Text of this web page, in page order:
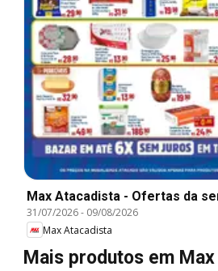
Max Atacadista - Ofertas da
31/07/2026- 09/08/2026
Max Atacadista
Mais produtos em